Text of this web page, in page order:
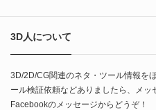
3D人について
3D/2D/CG関連のネタ・ツール情報を
ール検証依頼などありましたら、メ
Facebookのメッセージからどうぞ！